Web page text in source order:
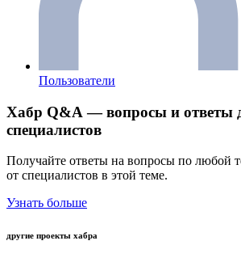
Пользователи
Хабр Q&A — вопросы и ответы
специалистов
Получайте ответы на вопросы по любой
от специалистов в этой теме.
Узнать больше
другие проекты хабра